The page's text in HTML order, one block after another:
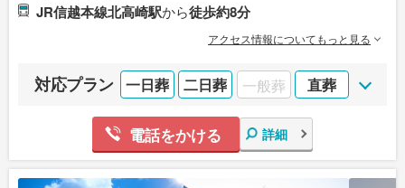
JR信越本線北高崎駅から徒歩約8分
アクセス情報についてもっと見る
対応プラン 一日葬 二日葬 一般葬 直葬
電話をかける 詳細